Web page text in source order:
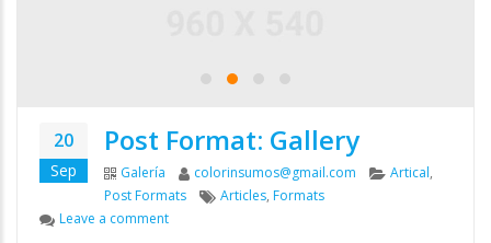
20
Sep
Post Format: Gallery
Format
Galería Author
colorinsumos@gmail.com Categories
Artical,
Post Formats
Tags
Articles, Formats
Leave a commenton Post Format: Gallery